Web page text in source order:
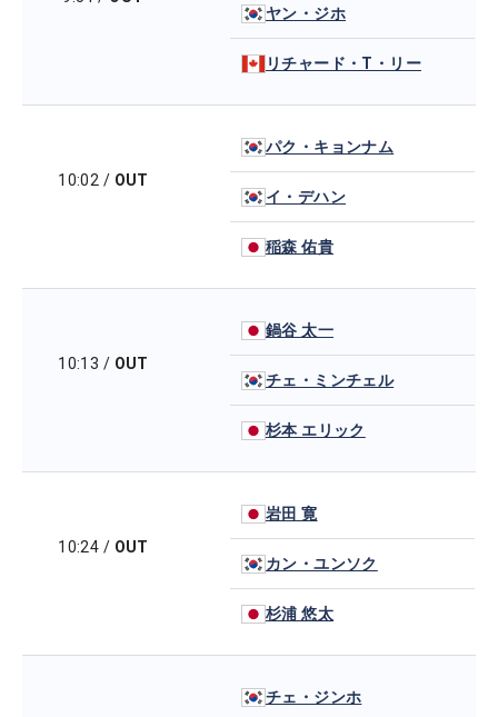
ヤン・ジホ
リチャード・T・リー
10:02 / OUT
パク・キョンナム
イ・デハン
稲森 佑貴
10:13 / OUT
鍋谷 太一
チェ・ミンチェル
杉本 エリック
10:24 / OUT
岩田 寛
カン・ユンソク
杉浦 悠太
チェ・ジンホ